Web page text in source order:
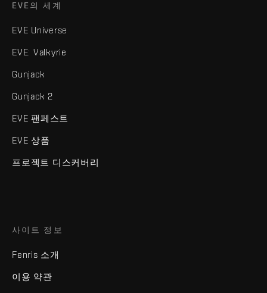
EVE의 세계
EVE Universe
EVE: Valkyrie
Gunjack
Gunjack 2
EVE 팬페스트
EVE 상품
프로젝트 디스커버리
사이트 정보
Fenris 소개
이용 약관